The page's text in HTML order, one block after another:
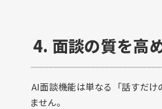
4. 面談の質を高
AI面談機能は単なる「話すだけ
ません。